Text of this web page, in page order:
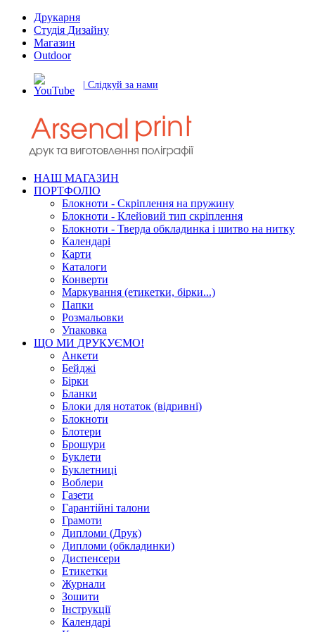
Друкарня
Студія Дизайну
Магазин
Outdoor
| Слідкуй за нами
НАШ МАГАЗИН
ПОРТФОЛІО
Блокноти - Скріплення на пружину
Блокноти - Клейовий тип скріплення
Блокноти - Тверда обкладинка і шитво на нитку
Календарі
Карти
Каталоги
Конверти
Маркування (етикетки, бірки...)
Папки
Розмальовки
Упаковка
ЩО МИ ДРУКУЄМО!
Анкети
Бейджі
Бірки
Бланки
Блоки для нотаток (відривні)
Блокноти
Блотери
Брошури
Буклети
Буклетниці
Воблери
Газети
Гарантійні талони
Грамоти
Дипломи (Друк)
Дипломи (обкладинки)
Диспенсери
Етикетки
Журнали
Зошити
Інструкції
Календарі